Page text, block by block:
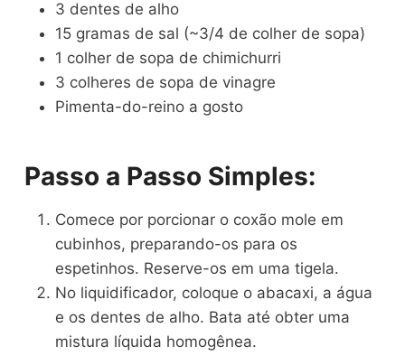
3 dentes de alho
15 gramas de sal (~3/4 de colher de sopa)
1 colher de sopa de chimichurri
3 colheres de sopa de vinagre
Pimenta-do-reino a gosto
Passo a Passo Simples:
Comece por porcionar o coxão mole em
cubinhos, preparando-os para os
espetinhos. Reserve-os em uma tigela.
No liquidificador, coloque o abacaxi, a água
e os dentes de alho. Bata até obter uma
mistura líquida homogênea.